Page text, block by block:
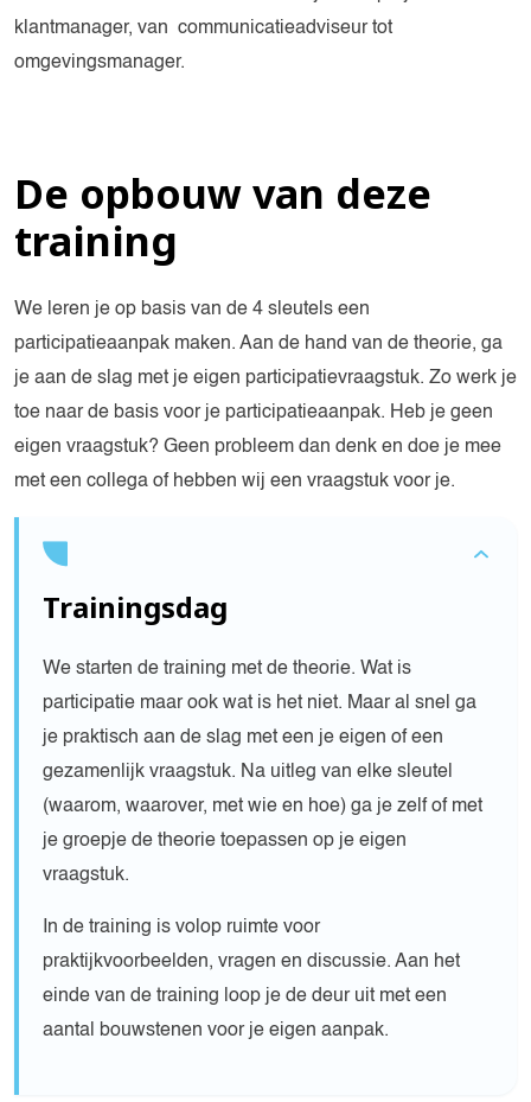
klantmanager, van communicatieadviseur tot
omgevingsmanager.
De opbouw van deze
training
We leren je op basis van de 4 sleutels een
participatieaanpak maken. Aan de hand van de theorie, ga
je aan de slag met je eigen participatievraagstuk. Zo werk je
toe naar de basis voor je participatieaanpak. Heb je geen
eigen vraagstuk? Geen probleem dan denk en doe je mee
met een collega of hebben wij een vraagstuk voor je.
Trainingsdag
We starten de training met de theorie. Wat is
participatie maar ook wat is het niet. Maar al snel ga
je praktisch aan de slag met een je eigen of een
gezamenlijk vraagstuk. Na uitleg van elke sleutel
(waarom, waarover, met wie en hoe) ga je zelf of met
je groepje de theorie toepassen op je eigen
vraagstuk.
In de training is volop ruimte voor
praktijkvoorbeelden, vragen en discussie. Aan het
einde van de training loop je de deur uit met een
aantal bouwstenen voor je eigen aanpak.